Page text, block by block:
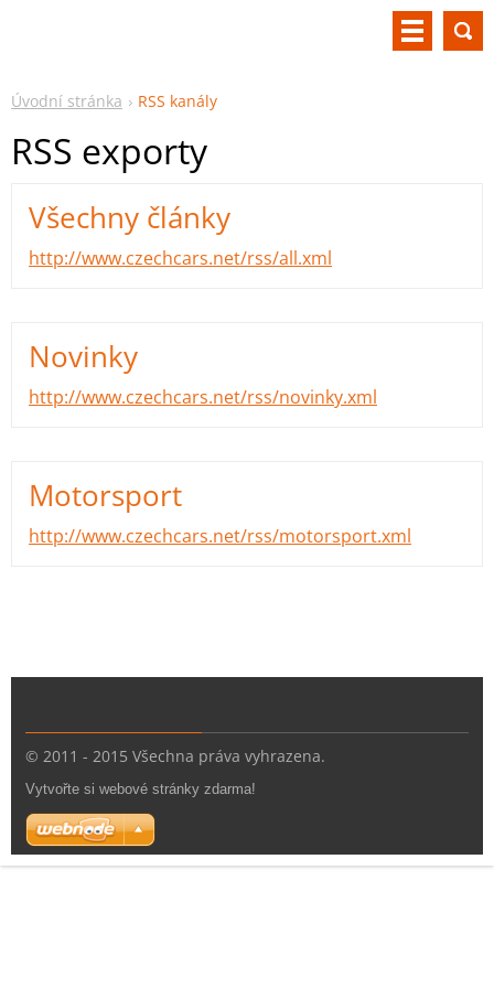
Úvodní stránka RSS kanály
RSS exporty
Všechny články
http://www.czechcars.net/rss/all.xml
Novinky
http://www.czechcars.net/rss/novinky.xml
Motorsport
http://www.czechcars.net/rss/motorsport.xml
© 2011 - 2015 Všechna práva vyhrazena.
Vytvořte si webové stránky zdarma!